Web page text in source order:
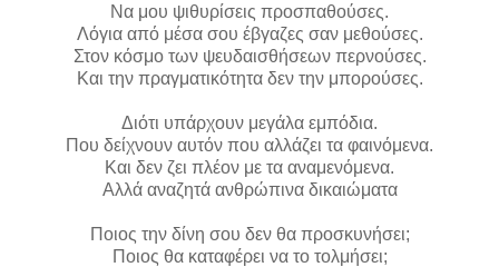
Να μου ψιθυρίσεις προσπαθούσες.
Λόγια από μέσα σου έβγαζες σαν μεθούσες.
Στον κόσμο των ψευδαισθήσεων περνούσες.
Και την πραγματικότητα δεν την μπορούσες.
Διότι υπάρχουν μεγάλα εμπόδια.
Που δείχνουν αυτόν που αλλάζει τα φαινόμενα.
Και δεν ζει πλέον με τα αναμενόμενα.
Αλλά αναζητά ανθρώπινα δικαιώματα
Ποιος την δίνη σου δεν θα προσκυνήσει;
Ποιος θα καταφέρει να το τολμήσει;